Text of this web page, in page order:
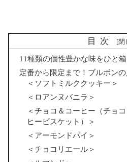
目次
11種類の個性豊かな味をひと
定番から限定まで！ブルボン
＜ソフトミルククッキー＞
＜ロアンヌバニラ＞
＜チョコ＆コーヒー（チョ
ヒービスケット）＞
＜アーモンドパイ＞
＜チョコリエール＞